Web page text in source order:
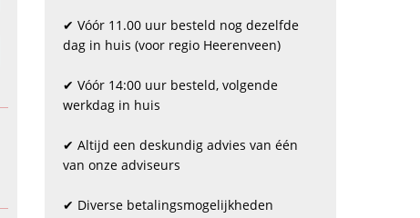
✔ Vóór 11.00 uur besteld nog dezelfde
dag in huis (voor regio Heerenveen)
✔ Vóór 14:00 uur besteld, volgende
werkdag in huis
✔ Altijd een deskundig advies van één
van onze adviseurs
✔ Diverse betalingsmogelijkheden